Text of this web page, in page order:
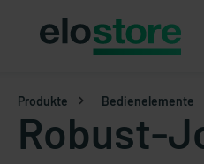
Produkte Bedienelemente
Robust-